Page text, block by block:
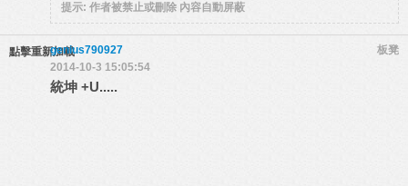
提示: 作者被禁止或刪除 內容自動屏蔽
點擊重新加載 板凳
genius790927
2014-10-3 15:05:54
統坤 +U.....